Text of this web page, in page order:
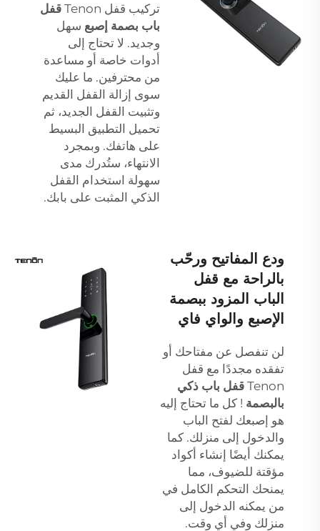
تركيب قفل Tenon
قفل
باب بصمة إصبع سهل
وجديد. لا تحتاج إلى
أدوات خاصة أو مساعدة
من محترفين. ما عليك
سوى إزالة القفل القديم
وتثبيت القفل الجديد، ثم
تحميل التطبيق البسيط
على هاتفك. وبمجرد
الانتهاء، ستُدرك مدى
سهولة استخدام القفل
الذكي المثبت على بابك.
ودع المفاتيح ورحّب
بالراحة مع قفل
الباب المزود ببصمة
الإصبع والواي فاي
لن تنفصل عن مفتاحك أو
تفقده مجددًا مع قفل
Tenon قفل باب ذكي
بالبصمة ! كل ما تحتاج إليه
هو إصبعك لفتح الباب
والدخول إلى منزلك. كما
يمكنك أيضًا إنشاء أكواد
مؤقتة للضيوف، مما
يمنحك التحكم الكامل في
من يمكنه الدخول إلى
منزلك وفي أي وقت.